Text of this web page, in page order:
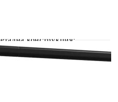
конструкция:
от стомана.
твърд и здрав
изключителна
и издръжливи
от здрави крака,
безопасност и